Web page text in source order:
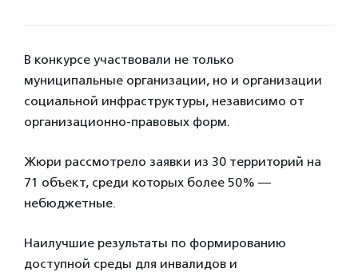
В конкурсе участвовали не только
муниципальные организации, но и организации
социальной инфраструктуры, независимо от
организационно-правовых форм.
Жюри рассмотрело заявки из 30 территорий на
71 объект, среди которых более 50% —
небюджетные.
Наилучшие результаты по формированию
доступной среды для инвалидов и